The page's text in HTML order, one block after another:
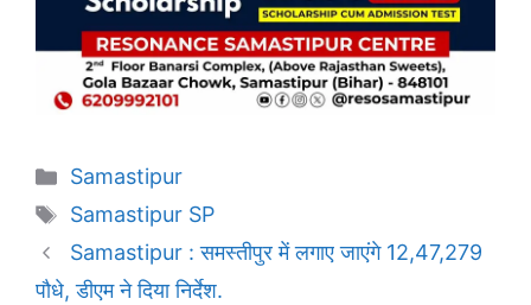
Categories
Samastipur
Tags
Samastipur SP
Samastipur : समस्तीपुर में लगाए जाएंगे 12,47,279
पौधे, डीएम ने दिया निर्देश.